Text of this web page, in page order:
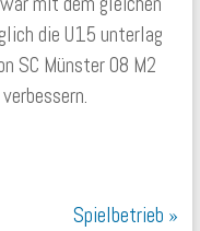
die U15 unterlag
SC Münster 08 M2
Spielbetrieb »